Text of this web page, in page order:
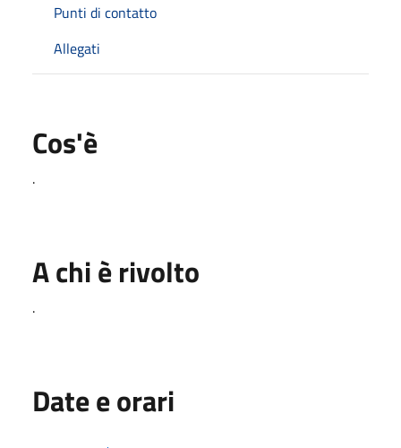
Punti di contatto
Allegati
Cos'è
.
A chi è rivolto
.
Date e orari